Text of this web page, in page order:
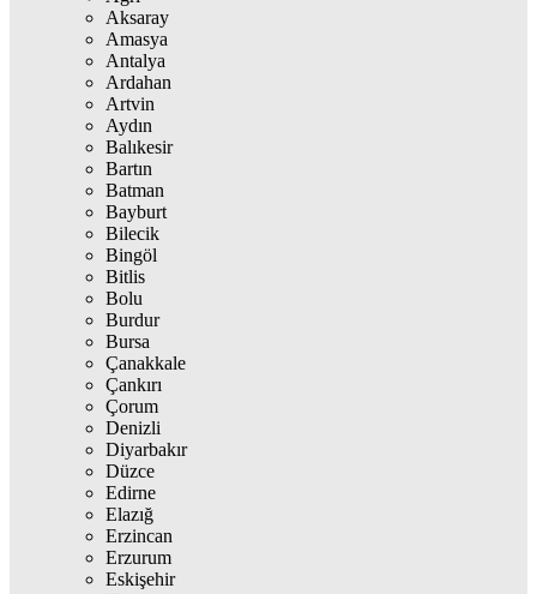
Aksaray
Amasya
Antalya
Ardahan
Artvin
Aydın
Balıkesir
Bartın
Batman
Bayburt
Bilecik
Bingöl
Bitlis
Bolu
Burdur
Bursa
Çanakkale
Çankırı
Çorum
Denizli
Diyarbakır
Düzce
Edirne
Elazığ
Erzincan
Erzurum
Eskişehir